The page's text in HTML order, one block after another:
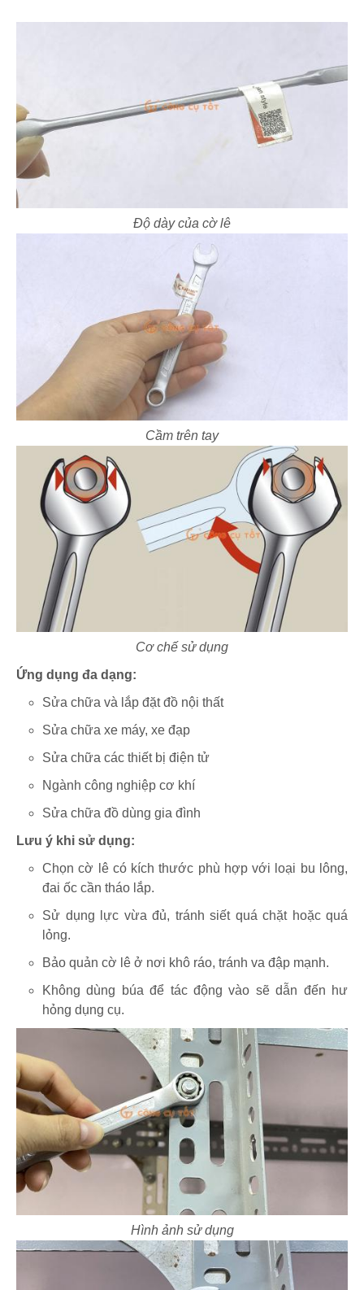
Độ dày của cờ lê
Cầm trên tay
Cơ chế sử dụng
Ứng dụng đa dạng:
Sửa chữa và lắp đặt đồ nội thất
Sửa chữa xe máy, xe đạp
Sửa chữa các thiết bị điện tử
Ngành công nghiệp cơ khí
Sửa chữa đồ dùng gia đình
Lưu ý khi sử dụng:
Chọn cờ lê có kích thước phù hợp với loại bu lông,
đai ốc cần tháo lắp.
Sử dụng lực vừa đủ, tránh siết quá chặt hoặc quá
lỏng.
Bảo quản cờ lê ở nơi khô ráo, tránh va đập mạnh.
Không dùng búa để tác động vào sẽ dẫn đến hư
hỏng dụng cụ.
Hình ảnh sử dụng